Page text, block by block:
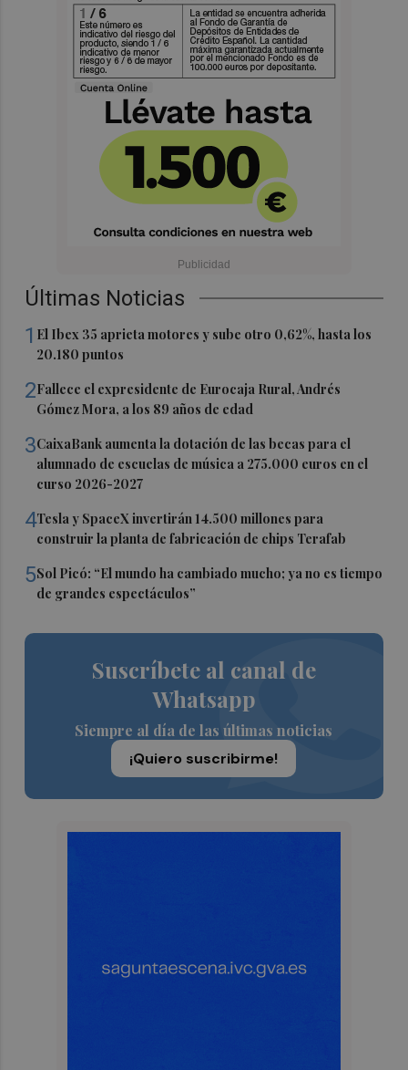
Últimas Noticias
1 El Ibex 35 aprieta motores y sube otro 0,62%, hasta los
20.180 puntos
2Fallece el expresidente de Eurocaja Rural, Andrés
Gómez Mora, a los 89 años de edad
3CaixaBank aumenta la dotación de las becas para el
alumnado de escuelas de música a 275.000 euros en el
curso 2026-2027
4Tesla y SpaceX invertirán 14.500 millones para
construir la planta de fabricación de chips Terafab
5Sol Picó: “El mundo ha cambiado mucho; ya no es tiempo
de grandes espectáculos”
Suscríbete al canal de
Whatsapp
Siempre al día de las últimas noticias
¡Quiero suscribirme!